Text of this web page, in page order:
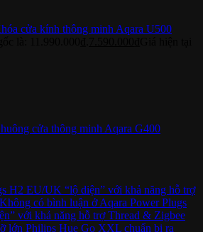
cửa kính thông minh Aqara U500
cửa thông minh Aqara G400
H2 EU/UK “lộ diện” với khả năng hỗ trợ
Không có bình luận ở Aqara Power Plugs
với khả năng hỗ trợ Thread & Zigbee
lớn Philips Hue Go XXL chuẩn bị ra